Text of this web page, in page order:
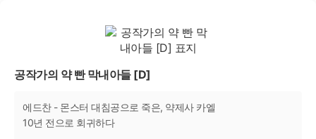
공작가의 약 빤 막내아들 [D]
에드찬 - 몬스터 대침공으로 죽은, 약제사 카엘
10년 전으로 회귀하다